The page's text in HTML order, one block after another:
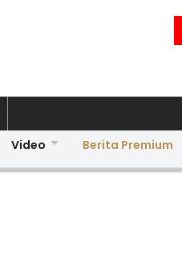
Video Berita Premium